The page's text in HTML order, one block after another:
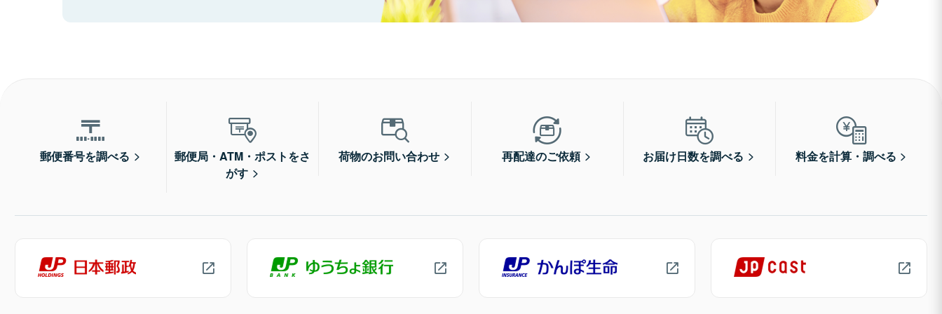
郵便番号を調べる
郵便局・ATM・ポストをさ
がす
荷物のお問い合わせ 再配達のご依頼 お届け日数を調べる 料金を計算・調べる